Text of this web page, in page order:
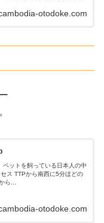
otodoke.com
ペットを飼っている日本人の中
ス TTPから南西に5分ほどの
ら...
otodoke.com